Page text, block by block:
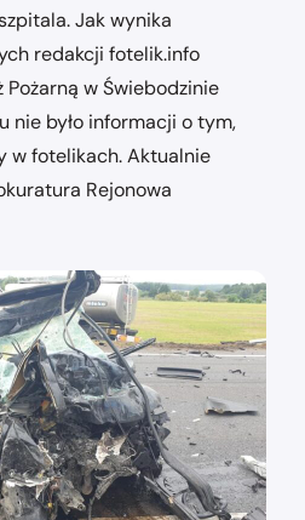
Jak wynika
redakcji fotelik.info
Pożarną w Świebodzinie
nie było informacji o tym,
w fotelikach. Aktualnie
Rejonowa